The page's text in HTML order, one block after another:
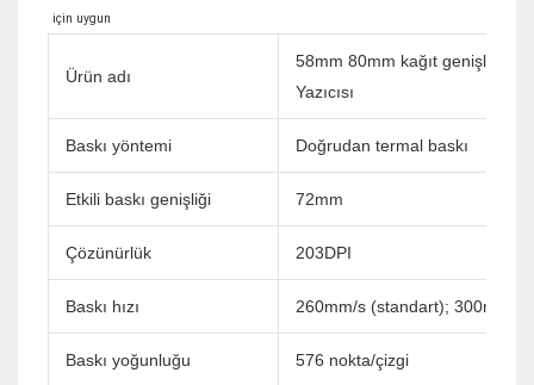
Ürün adı
58mm 80mm kağıt genişliği
Yazıcısı
Baskı yöntemi Doğrudan termal baskı
Etkili baskı genişliği 72mm
Çözünürlük 203DPI
Baskı hızı 260mm/s (standart); 300mm/s
Baskı yoğunluğu 576 nokta/çizgi